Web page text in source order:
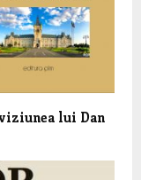
lui Dan